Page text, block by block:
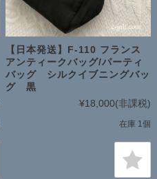
【日本発送】F-110 フランス
アンティークバッグ/パーティ
バッグ シルクイブニングバッ
グ 黒
¥18,000(非課税)
在庫 1個